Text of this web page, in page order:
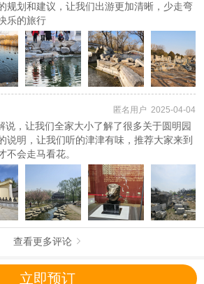
规划和建议，让我们出游更加清晰，少走弯
乐的旅行
匿名用户 2025-04-04
说，让我们全家大小了解了很多关于圆明园
说明，让我们听的津津有味，推荐大家来到
不会走马看花。
查看更多评论 
立即预订